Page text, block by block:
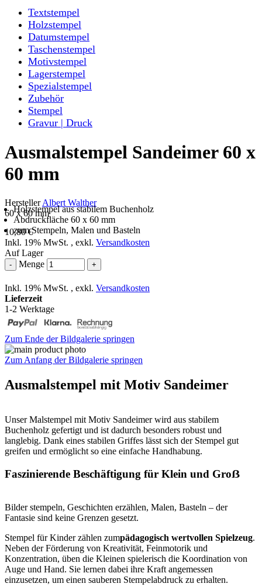
Textstempel
Holzstempel
Datumstempel
Taschenstempel
Motivstempel
Lagerstempel
Spezialstempel
Zubehör
Stempel
Gravur | Druck
Ausmalstempel Sandeimer 60 x
60 mm
HerstellerAlbert Walther
60 x 60 mm
Holzstempel aus stabilem Buchenholz
Abdruckfläche 60 x 60 mm
zum Stempeln, Malen und Basteln
10,80 €
Inkl. 19% MwSt. , exkl. Versandkosten
Auf Lager
- Menge +
Inkl. 19% MwSt. , exkl. Versandkosten
Lieferzeit
1-2 Werktage
Zum Ende der Bildgalerie springen
Zum Anfang der Bildgalerie springen
Ausmalstempel mit Motiv Sandeimer
Unser Malstempel mit Motiv Sandeimer wird aus stabilem
Buchenholz gefertigt und ist dadurch besonders robust und
langlebig. Dank eines stabilen Griffes lässt sich der Stempel gut
greifen und ermöglicht so eine einfache Handhabung.
Faszinierende Beschäftigung für Klein und Groẞ
Bilder stempeln, Geschichten erzählen, Malen, Basteln – der
Fantasie sind keine Grenzen gesetzt.
Stempel für Kinder zählen zumpädagogisch wertvollen Spielzeug.
Neben der Förderung von Kreativität, Feinmotorik und
Konzentration, üben die Kleinen spielerisch die Koordination von
Auge und Hand. Sie lernen dabei ihre Kraft angemessen
einzusetzen, um einen sauberen Stempelabdruck zu erhalten.